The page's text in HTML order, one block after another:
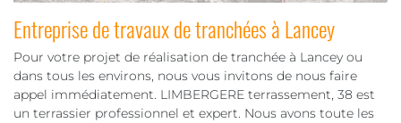
Entreprise de travaux de tranchées à Lancey
Pour votre projet de réalisation de tranchée à Lancey ou
dans tous les environs, nous vous invitons de nous faire
appel immédiatement. LIMBERGERE terrassement, 38 est
un terrassier professionnel et expert. Nous avons toute les